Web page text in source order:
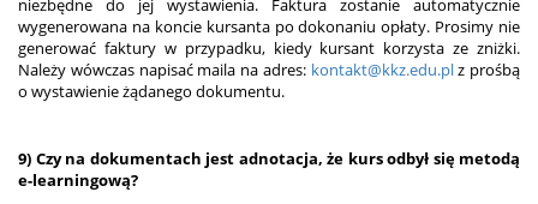
niezbędne do jej wystawienia. Faktura zostanie automatycznie
wygenerowana na koncie kursanta po dokonaniu opłaty. Prosimy nie
generować faktury w przypadku, kiedy kursant korzysta ze zniżki.
Należy wówczas napisać maila na adres: kontakt@kkz.edu.plz prośbą
o wystawienie żądanego dokumentu.
9) Czy na dokumentach jest adnotacja, że kurs odbył się metodą
e-learningową?